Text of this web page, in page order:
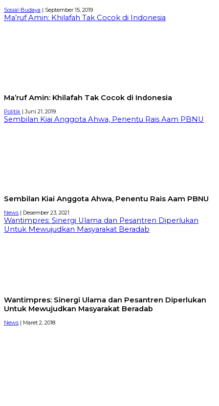
Sosial-Budaya | September 15, 2019
Ma’ruf Amin: Khilafah Tak Cocok di Indonesia
Ma’ruf Amin: Khilafah Tak Cocok di Indonesia
Politik | Juni 21, 2019
Sembilan Kiai Anggota Ahwa, Penentu Rais Aam PBNU
Sembilan Kiai Anggota Ahwa, Penentu Rais Aam PBNU
News | Desember 23, 2021
Wantimpres: Sinergi Ulama dan Pesantren Diperlukan
Untuk Mewujudkan Masyarakat Beradab
Wantimpres: Sinergi Ulama dan Pesantren Diperlukan
Untuk Mewujudkan Masyarakat Beradab
News | Maret 2, 2018